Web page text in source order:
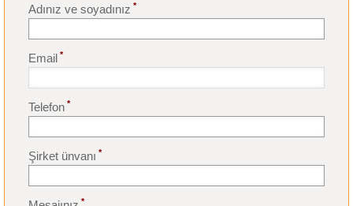
Adınız ve soyadınız *
Email *
Telefon *
Şirket ünvanı *
*